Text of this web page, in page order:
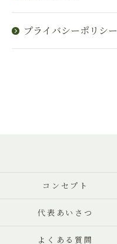
プライバシーポリシー
コンセプト
代表あいさつ
よくある質問